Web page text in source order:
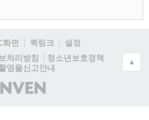
화면 퀵링크
설정
처리방침
청소년보호정책
영물신고안내
(주)
인
▲